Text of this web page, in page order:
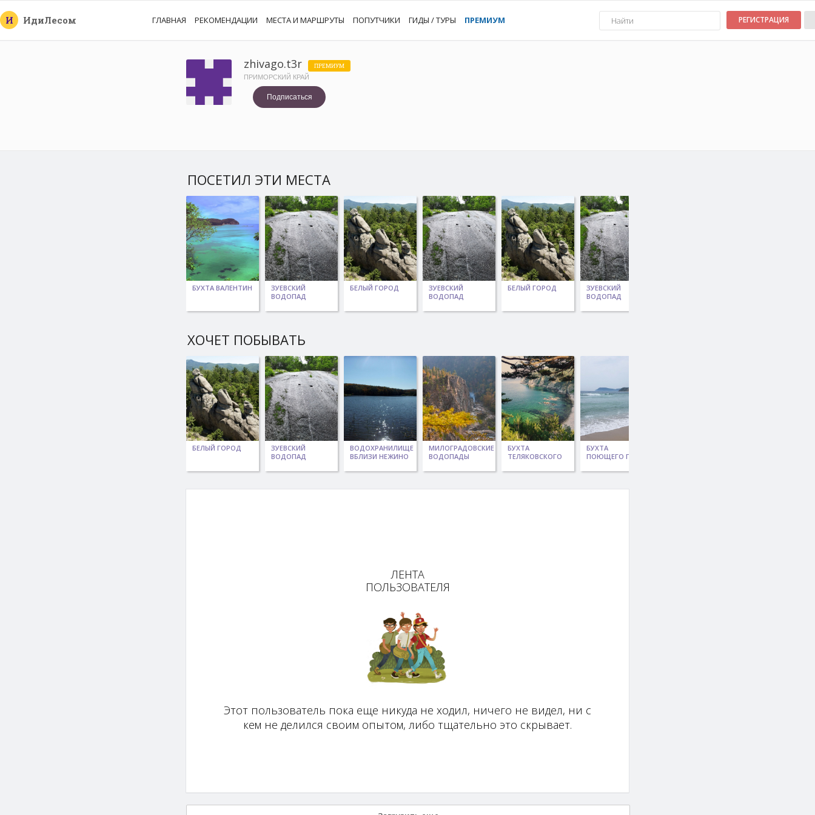
И ИдиЛесом ГЛАВНАЯ РЕКОМЕНДАЦИИ МЕСТА И МАРШРУТЫ ПОПУТЧИКИ ГИДЫ / ТУРЫ ПРЕМИУМ РЕГИСТРАЦИЯ
zhivago.t3r ПРЕМИУМ
ПРИМОРСКИЙ КРАЙ
Подписаться
ПОСЕТИЛ ЭТИ МЕСТА
БУХТА ВАЛЕНТИН
ЗУЕВСКИЙ
ВОДОПАД
БЕЛЫЙ ГОРОД
ЗУЕВСКИЙ
ВОДОПАД
БЕЛЫЙ ГОРОД
ЗУЕВСКИЙ
ВОДОПАД
ХОЧЕТ ПОБЫВАТЬ
БЕЛЫЙ ГОРОД
ЗУЕВСКИЙ
ВОДОПАД
ВОДОХРАНИЛИЩЕ
ВБЛИЗИ НЕЖИНО
МИЛОГРАДОВСКИЕ
ВОДОПАДЫ
БУХТА
ТЕЛЯКОВСКОГО
БУХТА
ПОЮЩЕГО ПЕСКА
ЛЕНТА
ПОЛЬЗОВАТЕЛЯ
Этот пользователь пока еще никуда не ходил, ничего не видел, ни с
кем не делился своим опытом, либо тщательно это скрывает.